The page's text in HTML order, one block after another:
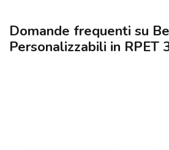
Domande frequenti su
Personalizzabili in RPET